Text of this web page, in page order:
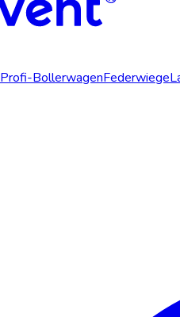
Profi-BollerwagenFederwiege